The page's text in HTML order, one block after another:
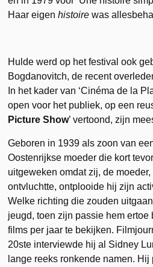
Haar eigenhistoire was
Hulde werd op het festival ook
Bogdanovitch, de recent
In het kader van ‘Cinéma de la
open voor het publiek, op een
Picture Show’ vertoond, zijn
Geboren in 1939 als zoon van
Oostenrijkse moeder die kort
uitgeweken omdat zij, de
ontvluchtte, ontplooide hij zijn
Welke richting die zouden
jeugd, toen zijn passie hem ertoe
films per jaar te bekijken.
20ste interviewde hij al Sidney
lange reeks ronkende namen.